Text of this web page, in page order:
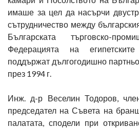
имаше за цел да насърчи
сътрудничество между
Българската търговско-
Федерацията на
поддържат дългогодишно
през 1994 г.
Инж. д-р Веселин Тодоров,
председател на Съвета на
палатата, сподели при